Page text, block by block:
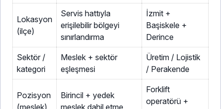
Lokasyon
(ilçe)
Servis hattıyla
erişilebilir bölgeyi
sınırlandırma
İzmit +
Başiskele +
Derince
Sektör /
kategori
Meslek + sektör
eşleşmesi
Üretim / Lojistik
/ Perakende
Pozisyon
(meslek)
Birincil + yedek
meslek dahil etme
Forklift
operatörü +